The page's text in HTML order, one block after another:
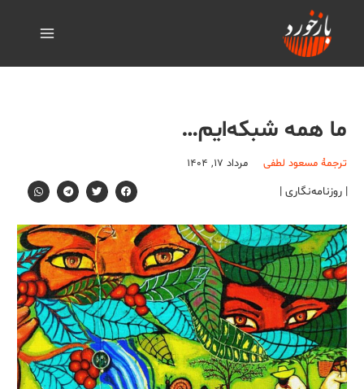
ما همه شبکه‌ایم…
ترجمۀ مسعود لطفی مرداد ۱۷, ۱۴۰۴
| روزنامه‌نگاری |